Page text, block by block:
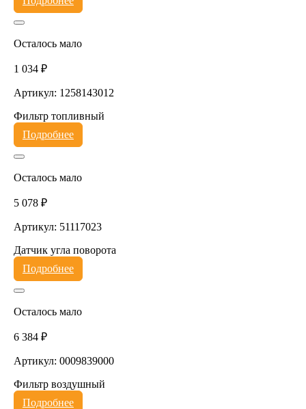
Осталось мало
1 034 ₽
Артикул: 1258143012
Фильтр топливный
Подробнее
Осталось мало
5 078 ₽
Артикул: 51117023
Датчик угла поворота
Подробнее
Осталось мало
6 384 ₽
Артикул: 0009839000
Фильтр воздушный
Подробнее